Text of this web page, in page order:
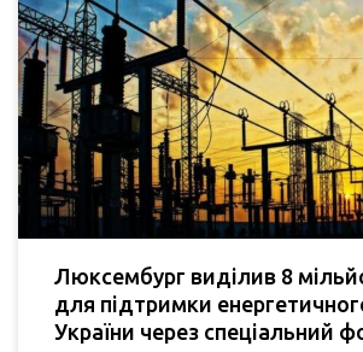
Люксембург виділив 8
для підтримки
України через спеціальний